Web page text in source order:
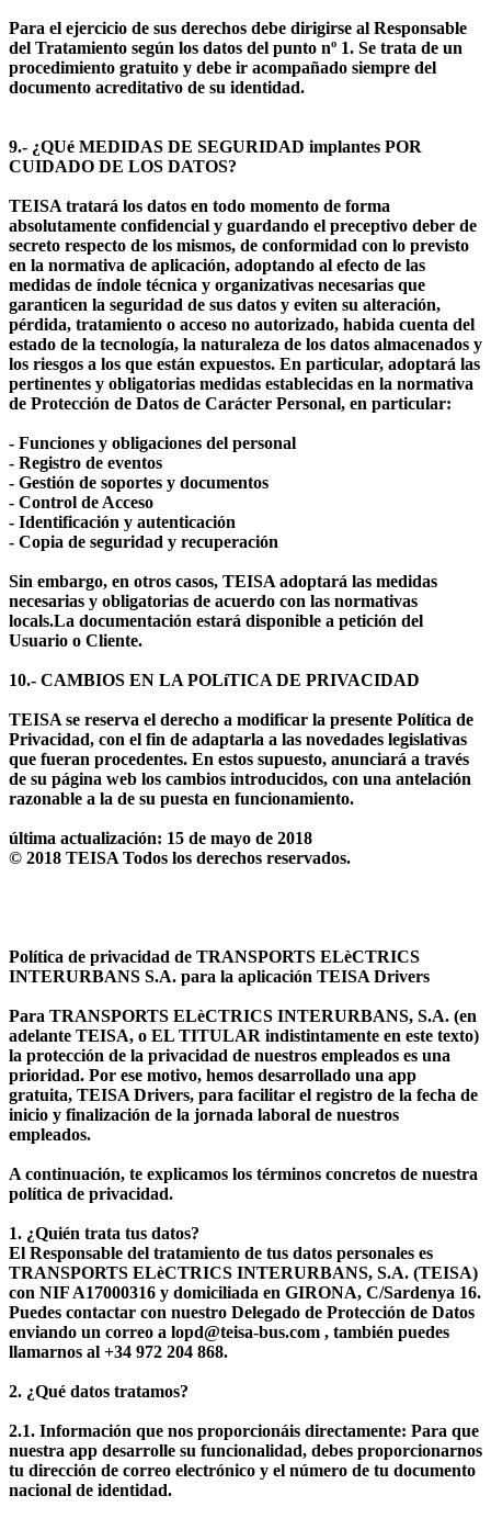
Para el ejercicio de sus derechos debe dirigirse al Responsable
del Tratamiento según los datos del punto nº 1. Se trata de un
procedimiento gratuito y debe ir acompañado siempre del
documento acreditativo de su identidad.
9.- ¿QUé MEDIDAS DE SEGURIDAD implantes POR
CUIDADO DE LOS DATOS?
TEISA tratará los datos en todo momento de forma
absolutamente confidencial y guardando el preceptivo deber de
secreto respecto de los mismos, de conformidad con lo previsto
en la normativa de aplicación, adoptando al efecto de las
medidas de índole técnica y organizativas necesarias que
garanticen la seguridad de sus datos y eviten su alteración,
pérdida, tratamiento o acceso no autorizado, habida cuenta del
estado de la tecnología, la naturaleza de los datos almacenados y
los riesgos a los que están expuestos. En particular, adoptará las
pertinentes y obligatorias medidas establecidas en la normativa
de Protección de Datos de Carácter Personal, en particular:
- Funciones y obligaciones del personal
- Registro de eventos
- Gestión de soportes y documentos
- Control de Acceso
- Identificación y autenticación
- Copia de seguridad y recuperación
Sin embargo, en otros casos, TEISA adoptará las medidas
necesarias y obligatorias de acuerdo con las normativas
locals.La documentación estará disponible a petición del
Usuario o Cliente.
10.- CAMBIOS EN LA POLíTICA DE PRIVACIDAD
TEISA se reserva el derecho a modificar la presente Política de
Privacidad, con el fin de adaptarla a las novedades legislativas
que fueran procedentes. En estos supuesto, anunciará a través
de su página web los cambios introducidos, con una antelación
razonable a la de su puesta en funcionamiento.
última actualización: 15 de mayo de 2018
© 2018 TEISA Todos los derechos reservados.
Política de privacidad de TRANSPORTS ELèCTRICS
INTERURBANS S.A. para la aplicación TEISA Drivers
Para TRANSPORTS ELèCTRICS INTERURBANS, S.A. (en
adelante TEISA, o EL TITULAR indistintamente en este texto)
la protección de la privacidad de nuestros empleados es una
prioridad. Por ese motivo, hemos desarrollado una app
gratuita, TEISA Drivers, para facilitar el registro de la fecha de
inicio y finalización de la jornada laboral de nuestros
empleados.
A continuación, te explicamos los términos concretos de nuestra
política de privacidad.
1. ¿Quién trata tus datos?
El Responsable del tratamiento de tus datos personales es
TRANSPORTS ELèCTRICS INTERURBANS, S.A. (TEISA)
con NIF A17000316 y domiciliada en GIRONA, C/Sardenya 16.
Puedes contactar con nuestro Delegado de Protección de Datos
enviando un correo a lopd@teisa-bus.com , también puedes
llamarnos al +34 972 204 868.
2. ¿Qué datos tratamos?
2.1. Información que nos proporcionáis directamente: Para que
nuestra app desarrolle su funcionalidad, debes proporcionarnos
tu dirección de correo electrónico y el número de tu documento
nacional de identidad.